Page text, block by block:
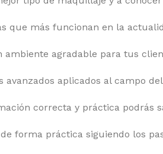
que más funcionan en la
ambiente agradable para tus
avanzados aplicados al campo
correcta y práctica podrás
forma práctica siguiendo los